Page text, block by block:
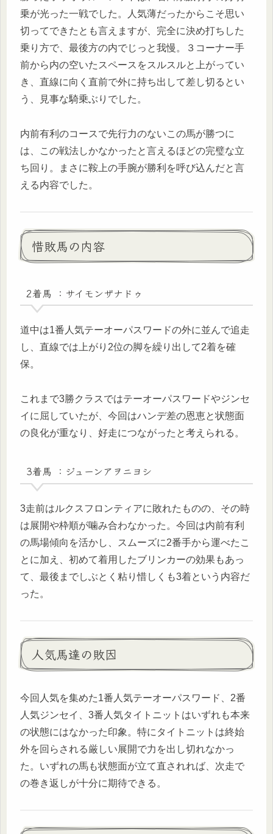
乗が光った一戦でした。人気薄だったからこそ思い
切ってできたとも言えますが、完全に決め打ちした
乗り方で、最後方の内でじっと我慢。３コーナー手
前から内の空いたスペースをスルスルと上がってい
き、直線に向く直前で外に持ち出して差し切るとい
う、見事な騎乗ぶりでした。
内前有利のコースで先行力のないこの馬が勝つに
は、この戦法しかなかったと言えるほどの完璧な立
ち回り。まさに鞍上の手腕が勝利を呼び込んだと言
える内容でした。
惜敗馬の内容
2着馬 ：サイモンザナドゥ
道中は1番人気テーオーパスワードの外に並んで追走
し、直線では上がり2位の脚を繰り出して2着を確
保。
これまで3勝クラスではテーオーパスワードやジンセ
イに屈していたが、今回はハンデ差の恩恵と状態面
の良化が重なり、好走につながったと考えられる。
3着馬 ：ジューンアヲニヨシ
3走前はルクスフロンティアに敗れたものの、その時
は展開や枠順が噛み合わなかった。今回は内前有利
の馬場傾向を活かし、スムーズに2番手から運べたこ
とに加え、初めて着用したブリンカーの効果もあっ
て、最後までしぶとく粘り惜しくも3着という内容だ
った。
人気馬達の敗因
今回人気を集めた1番人気テーオーパスワード、2番
人気ジンセイ、3番人気タイトニットはいずれも本来
の状態にはなかった印象。特にタイトニットは終始
外を回らされる厳しい展開で力を出し切れなかっ
た。いずれの馬も状態面が立て直されれば、次走で
の巻き返しが十分に期待できる。